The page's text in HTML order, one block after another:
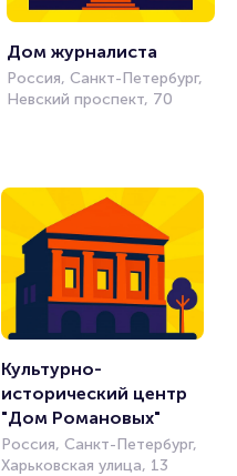
Россия, Санкт-Петербург,
Невский проспект, 70
Культурно-
исторический центр
"Дом Романовых"
Россия, Санкт-Петербург,
Харьковская улица, 13